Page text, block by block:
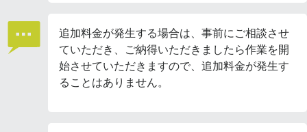
追加料金が発生する場合は、事前にご相談させ
ていただき、ご納得いただきましたら作業を開
始させていただきますので、追加料金が発生す
ることはありません。